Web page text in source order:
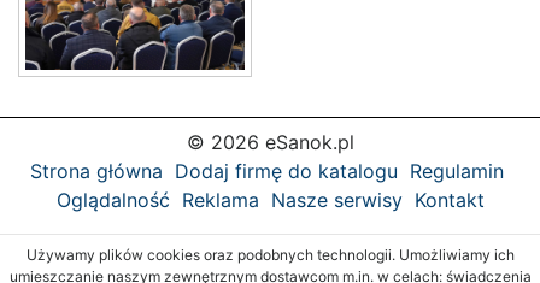
© 2026 eSanok.pl
Strona główna Dodaj firmę do katalogu Regulamin
Oglądalność Reklama Nasze serwisy Kontakt
Używamy plików cookies oraz podobnych technologii. Umożliwiamy ich
umieszczanie naszym zewnętrznym dostawcom m.in. w celach: świadczenia